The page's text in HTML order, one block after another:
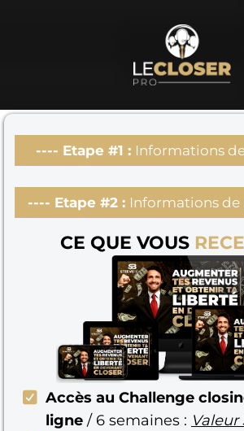
---- Etape #1 : Informations
---- Etape #2 : Informations
CE QUE VOUS
Accès au Challenge
ligne / 6 semaines :